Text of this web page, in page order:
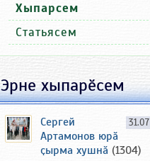
Хыпарсем
Статьясем
Эрне хыпарӗсем
31.07
Сергей
Артамонов юрӑ
ҫырма хушнӑ (1304)